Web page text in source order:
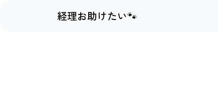
経理お助けたい🐾